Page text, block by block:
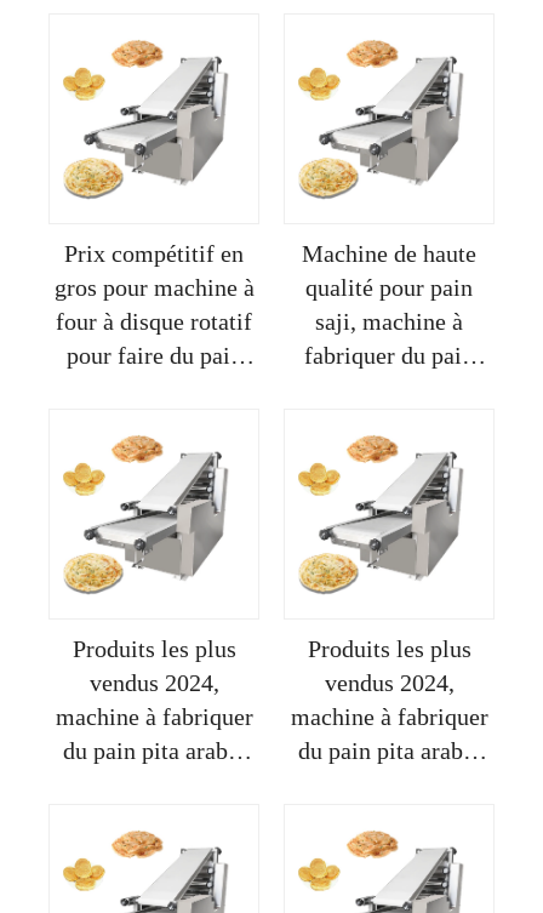
de pâte à pain pita,
adaptable aux foyers
Prix compétitif en
gros pour machine à
four à disque rotatif
pour faire du pain
Machine de haute
qualité pour pain
saji, machine à
fabriquer du pain
Produits les plus
vendus 2024,
machine à fabriquer
du pain pita arabe,
des chips de pita
Produits les plus
vendus 2024,
machine à fabriquer
du pain pita arabe,